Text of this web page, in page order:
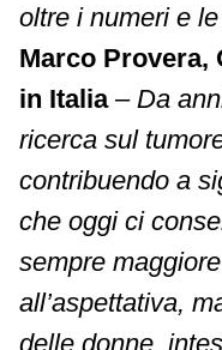
oltre i numeri e
Marco Provera,
in Italia– Da
ricerca sul
contribuendo a
che oggi ci
sempre
all’aspettativa,
delle donne,